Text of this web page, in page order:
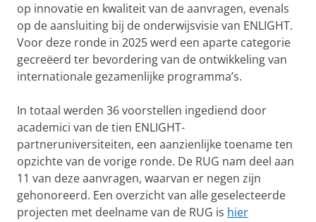
op innovatie en kwaliteit van de aanvragen, evenals
op de aansluiting bij de onderwijsvisie van ENLIGHT.
Voor deze ronde in 2025 werd een aparte categorie
gecreëerd ter bevordering van de ontwikkeling van
internationale gezamenlijke programma’s.
In totaal werden 36 voorstellen ingediend door
academici van de tien ENLIGHT-
partneruniversiteiten, een aanzienlijke toename ten
opzichte van de vorige ronde. De RUG nam deel aan
11 van deze aanvragen, waarvan er negen zijn
gehonoreerd. Een overzicht van alle geselecteerde
projecten met deelname van de RUG is hier